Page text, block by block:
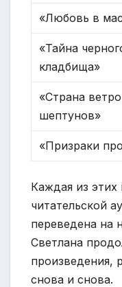
«Любовь в
«Тайна
кладбища»
«Страна
шептунов»
«Призраки
Каждая из этих
читательской
переведена на
Светлана
произведения,
снова и снова.